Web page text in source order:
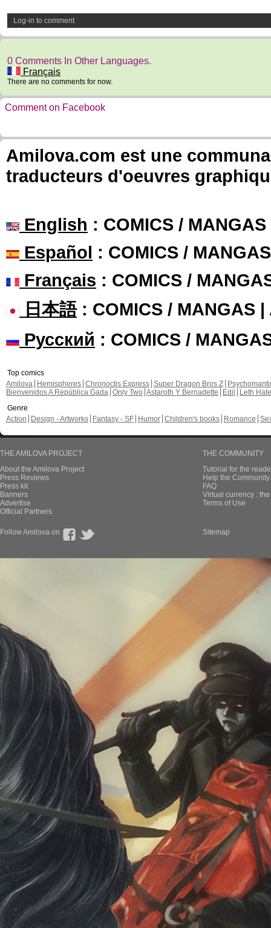
Log-in to comment
0 Comments In Other Languages.
Français
There are no comments for now.
Comment on Facebook
Amilova.com est une
traducteurs d'oeuvres
English : COMICS /
Español : COMICS /
Français : COMICS /
日本語: COMICS / MANGAS |
Русский : COMICS /
Top comics
Amilova
Hemispheres Chronoctis Express Super Dragon Bros Z
Bienvenidos A República Gada Only Two Astaroth Y Bernadette Edil
Leth Hate
Genre
Action
Design - Artworks Fantasy - SF Humor Children's books Romance
THE AMILOVA PROJECT
About the Amilova Project
Press Reviews
Press kit
Banners
Advertise
Official Partners
THE COMMUNITY
Tutorial for the
Help the
FAQ
Virtual currency :
Terms of Use
Follow Amilova on Sitemap